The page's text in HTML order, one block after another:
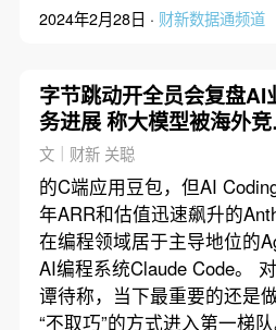
2024年2月28日 · 财新数据通频道
字节跳动开全员会复盘AI
务进展 称大模型被海外竞
拉开差距
文｜财新 关聪
的C端应用豆包，但AI
年ARR和估值迅速飙升的
在编程领域居于主导地位的
AI编程系统Claude Code。
谭待称，当下最重要的还是
“不取巧”的方式进入第一梯